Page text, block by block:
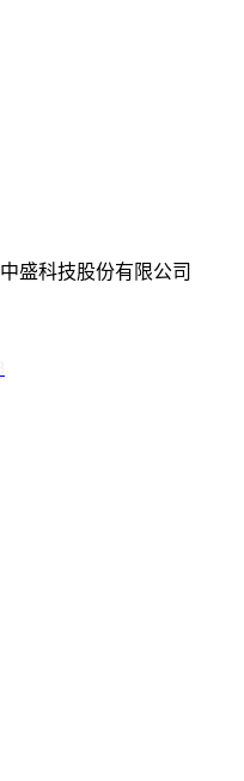
盛科技股份有限公司